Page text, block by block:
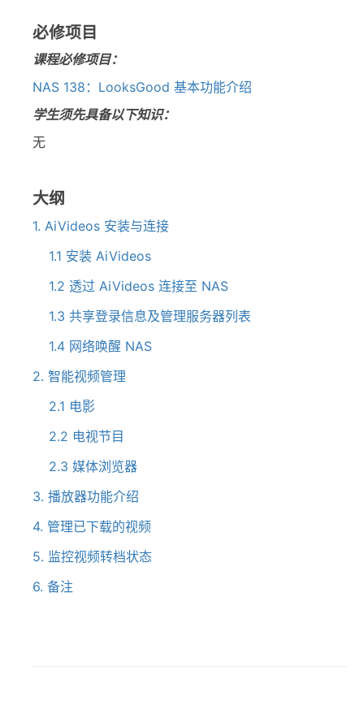
必修项目
课程必修项目：
NAS 138：LooksGood 基本功能介绍
学生须先具备以下知识：
无
大纲
1. AiVideos 安装与连接
1.1 安装 AiVideos
1.2 透过 AiVideos 连接至 NAS
1.3 共享登录信息及管理服务器列表
1.4 网络唤醒 NAS
2. 智能视频管理
2.1 电影
2.2 电视节目
2.3 媒体浏览器
3. 播放器功能介绍
4. 管理已下载的视频
5. 监控视频转档状态
6. 备注